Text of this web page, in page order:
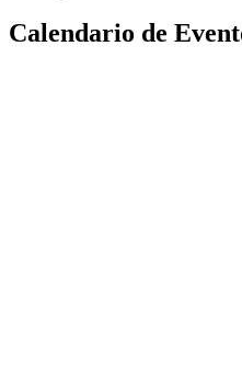
Calendario de